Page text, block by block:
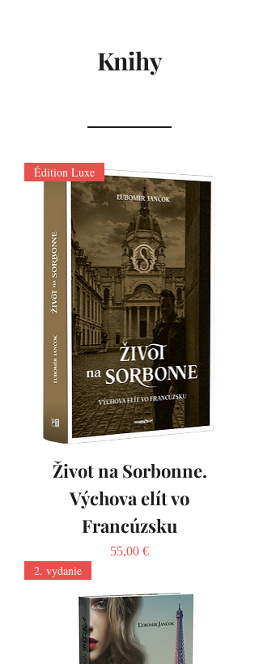
Knihy
Édition Luxe
Život na Sorbonne.
Výchova elít vo
Francúzsku
Price
55,00 €
2. vydanie